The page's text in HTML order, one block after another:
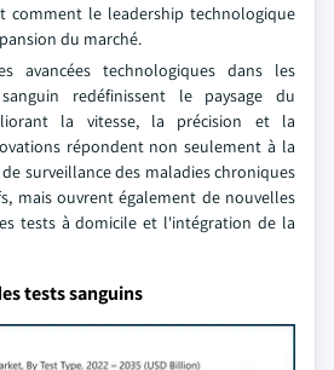
comment le leadership technologique
du marché.
avancées technologiques dans les
redéfinissent le paysage du
la vitesse, la précision et la
répondent non seulement à la
surveillance des maladies chroniques
mais ouvrent également de nouvelles
tests à domicile et l'intégration de la
tests sanguins